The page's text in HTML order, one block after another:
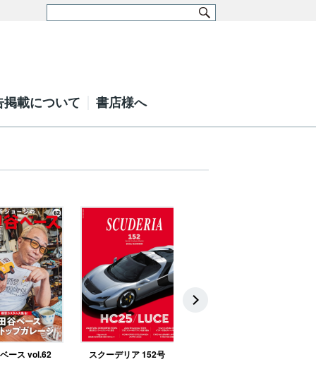
掲載について 書店様へ
ース vol.62 スクーデリア 152号